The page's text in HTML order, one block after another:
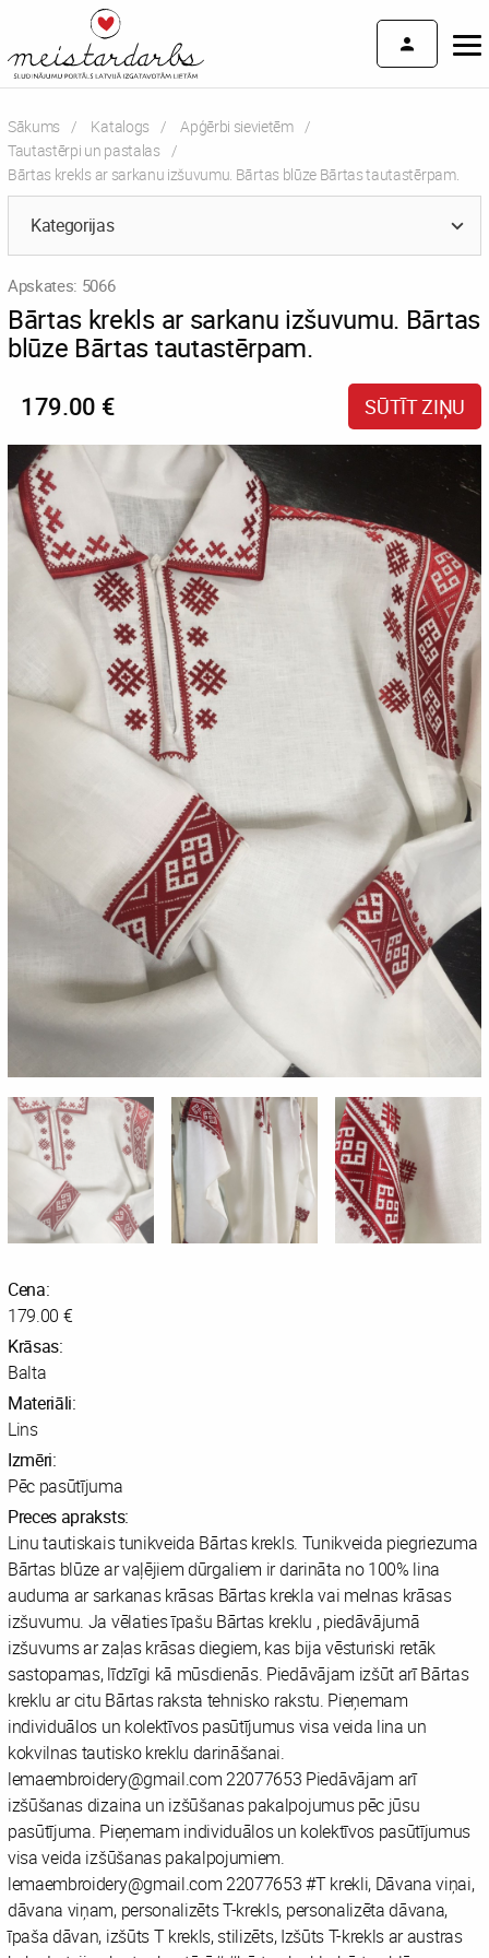
Sākums Katalogs
Apģērbi sievietēm
Tautastērpi un pastalas
Current:
Bārtas krekls ar sarkanu izšuvumu. Bārtas blūze Bārtas tautastērpam.
Kategorijas
Apskates: 5066
Bārtas krekls ar sarkanu izšuvumu. Bārtas
blūze Bārtas tautastērpam.
179.00 € SŪTĪT ZIŅU
Cena:
179.00 €
Krāsas:
Balta
Materiāli:
Lins
Izmēri:
Pēc pasūtījuma
Preces apraksts:
Linu tautiskais tunikveida Bārtas krekls. Tunikveida piegriezuma
Bārtas blūze ar vaļējiem dūrgaliem ir darināta no 100% lina
auduma ar sarkanas krāsas Bārtas krekla vai melnas krāsas
izšuvumu. Ja vēlaties īpašu Bārtas kreklu , piedāvājumā
izšuvums ar zaļas krāsas diegiem, kas bija vēsturiski retāk
sastopamas, līdzīgi kā mūsdienās. Piedāvājam izšūt arī Bārtas
kreklu ar citu Bārtas raksta tehnisko rakstu. Pieņemam
individuālos un kolektīvos pasūtījumus visa veida lina un
kokvilnas tautisko kreklu darināšanai.
lemaembroidery@gmail.com 22077653 Piedāvājam arī
izšūšanas dizaina un izšūšanas pakalpojumus pēc jūsu
pasūtījuma. Pieņemam individuālos un kolektīvos pasūtījumus
visa veida izšūšanas pakalpojumiem.
lemaembroidery@gmail.com 22077653 #T krekli, Dāvana viņai,
dāvana viņam, personalizēts T-krekls, personalizēta dāvana,
īpaša dāvan, izšūts T krekls, stilizēts, Izšūts T-krekls ar austras